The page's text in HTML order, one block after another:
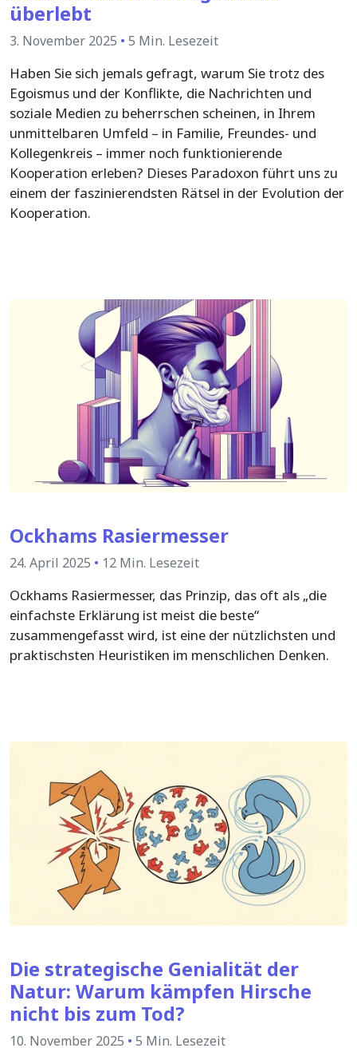
überlebt
3. November 2025 • 5 Min. Lesezeit
Haben Sie sich jemals gefragt, warum Sie trotz des
Egoismus und der Konflikte, die Nachrichten und
soziale Medien zu beherrschen scheinen, in Ihrem
unmittelbaren Umfeld – in Familie, Freundes- und
Kollegenkreis – immer noch funktionierende
Kooperation erleben? Dieses Paradoxon führt uns zu
einem der faszinierendsten Rätsel in der Evolution der
Kooperation.
Ockhams Rasiermesser
24. April 2025 • 12 Min. Lesezeit
Ockhams Rasiermesser, das Prinzip, das oft als „die
einfachste Erklärung ist meist die beste“
zusammengefasst wird, ist eine der nützlichsten und
praktischsten Heuristiken im menschlichen Denken.
Die strategische Genialität der
Natur: Warum kämpfen Hirsche
nicht bis zum Tod?
10. November 2025 • 5 Min. Lesezeit